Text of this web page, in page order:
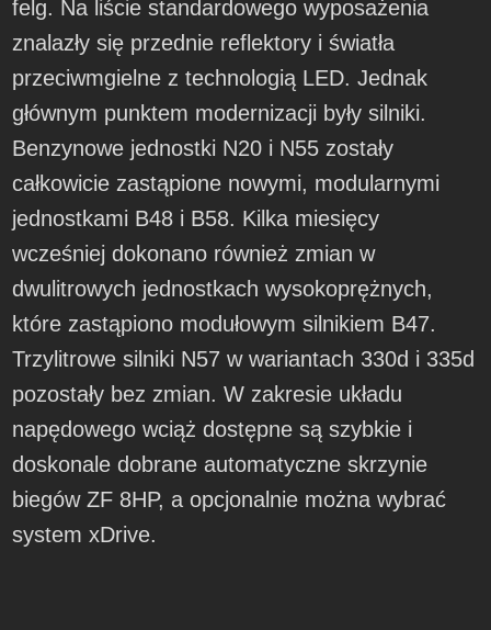
felg. Na liście standardowego wyposażenia
znalazły się przednie reflektory i światła
przeciwmgielne z technologią LED. Jednak
głównym punktem modernizacji były silniki.
Benzynowe jednostki N20 i N55 zostały
całkowicie zastąpione nowymi, modularnymi
jednostkami B48 i B58. Kilka miesięcy
wcześniej dokonano również zmian w
dwulitrowych jednostkach wysokoprężnych,
które zastąpiono modułowym silnikiem B47.
Trzylitrowe silniki N57 w wariantach 330d i 335d
pozostały bez zmian. W zakresie układu
napędowego wciąż dostępne są szybkie i
doskonale dobrane automatyczne skrzynie
biegów ZF 8HP, a opcjonalnie można wybrać
system xDrive.